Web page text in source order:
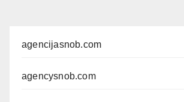
agencijasnob.com
agencysnob.com